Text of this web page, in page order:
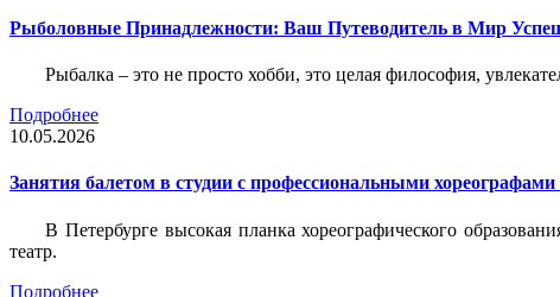
Рыболовные Принадлежности: Ваш Путеводитель в Мир
Рыбалка – это не просто хобби, это целая философия,
Подробнее
10.05.2026
Занятия балетом в студии с профессиональными
В Петербурге высокая планка хореографического
театр.
Подробнее